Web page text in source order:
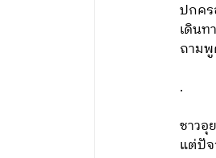
ปกคร
เดินท
ถาม
.
ชาวอุ
แต่ปั